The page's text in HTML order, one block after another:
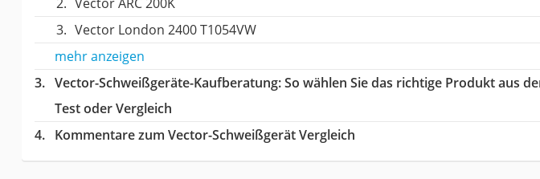
Vector London 2400 T1054VW
mehr anzeigen
Vector-Schweißgeräte-Kaufberatung: So wählen Sie das richtige Produkt aus
Test oder Vergleich
Kommentare zum Vector-Schweißgerät Vergleich